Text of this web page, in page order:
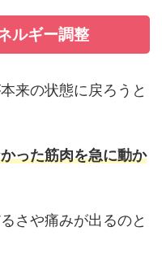
ルギー調整
来の状態に戻ろうと
った筋肉を急に動か
さや痛みが出るのと